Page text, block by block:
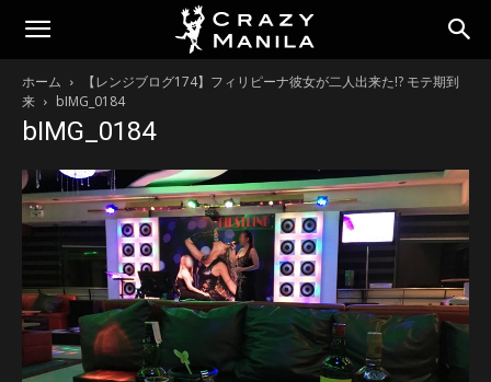
ホーム
【レンジブログ174】フィリピーナ彼女が二人出来た!? モテ期到
来
bIMG_0184
bIMG_0184